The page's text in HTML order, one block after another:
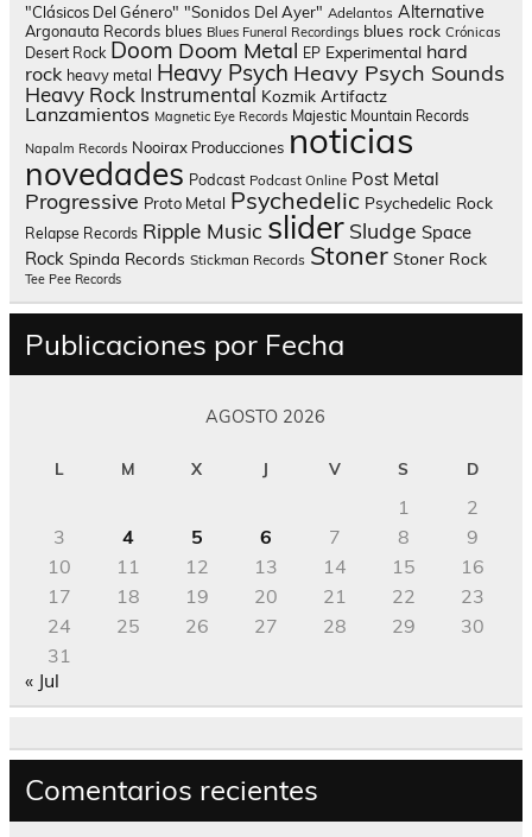
"Clásicos Del Género" "Sonidos Del Ayer" Adelantos Alternative
Argonauta Records blues Blues Funeral Recordings blues rock Crónicas
Desert Rock Doom Doom Metal EP Experimental hard
rock heavy metal Heavy Psych Heavy Psych Sounds
Heavy Rock Instrumental Kozmik Artifactz
Lanzamientos Magnetic Eye Records Majestic Mountain Records
Napalm Records Nooirax Producciones noticias
novedades Podcast Podcast Online Post Metal
Progressive Proto Metal Psychedelic Psychedelic Rock
Relapse Records Ripple Music slider Sludge Space
Rock Spinda Records Stickman Records Stoner Stoner Rock
Tee Pee Records
Publicaciones por Fecha
AGOSTO 2026
L M X J V S D
1
2
3
4 5 6 7 8
9
10
11 12 13 14 15
16
17
18 19 20 21 22
23
24
25 26 27 28 29
30
31
« Jul
Comentarios recientes